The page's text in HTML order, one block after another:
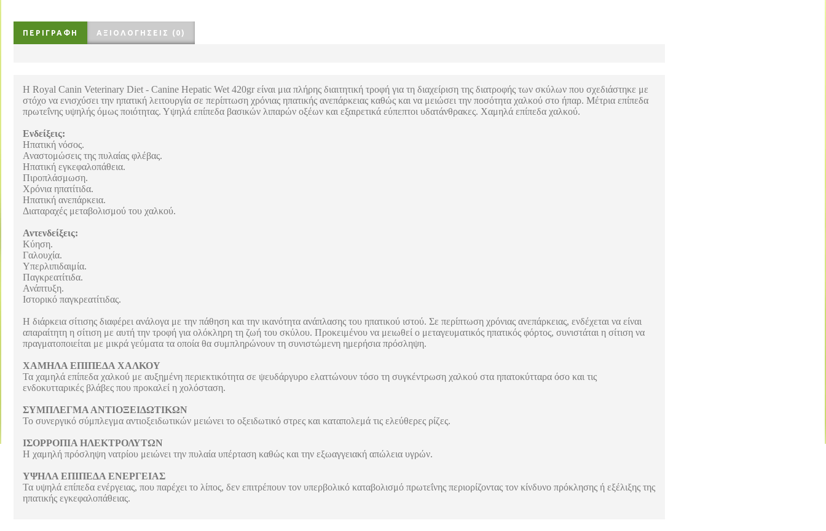
ΠΕΡΙΓΡΑΦΉ ΑΞΙΟΛΟΓΉΣΕΙΣ (0)
H Royal Canin Veterinary Diet - Canine Hepatic Wet 420gr είναι μια πλήρης διαιτητική τροφή για τη διαχείριση της διατροφής των σκύλων που σχεδιάστηκε με
στόχο να ενισχύσει την ηπατική λειτουργία σε περίπτωση χρόνιας ηπατικής ανεπάρκειας καθώς και να μειώσει την ποσότητα χαλκού στο ήπαρ. Μέτρια επίπεδα
πρωτεΐνης υψηλής όμως ποιότητας. Υψηλά επίπεδα βασικών λιπαρών οξέων και εξαιρετικά εύπεπτοι υδατάνθρακες. Χαμηλά επίπεδα χαλκού.
Ενδείξεις:
Ηπατική νόσος.
Αναστομώσεις της πυλαίας φλέβας.
Ηπατική εγκεφαλοπάθεια.
Πιροπλάσμωση.
Χρόνια ηπατίτιδα.
Ηπατική ανεπάρκεια.
Διαταραχές μεταβολισμού του χαλκού.
Αντενδείξεις:
Κύηση.
Γαλουχία.
Υπερλιπιδαιμία.
Παγκρεατίτιδα.
Ανάπτυξη.
Ιστορικό παγκρεατίτιδας.
Η διάρκεια σίτισης διαφέρει ανάλογα με την πάθηση και την ικανότητα ανάπλασης του ηπατικού ιστού. Σε περίπτωση χρόνιας ανεπάρκειας, ενδέχεται να είναι
απαραίτητη η σίτιση με αυτή την τροφή για ολόκληρη τη ζωή του σκύλου. Προκειμένου να μειωθεί ο μεταγευματικός ηπατικός φόρτος, συνιστάται η σίτιση να
πραγματοποιείται με μικρά γεύματα τα οποία θα συμπληρώνουν τη συνιστώμενη ημερήσια πρόσληψη.
ΧΑΜΗΛΑ ΕΠΙΠΕΔΑ ΧΑΛΚΟΥ
Τα χαμηλά επίπεδα χαλκού με αυξημένη περιεκτικότητα σε ψευδάργυρο ελαττώνουν τόσο τη συγκέντρωση χαλκού στα ηπατοκύτταρα όσο και τις
ενδοκυτταρικές βλάβες που προκαλεί η χολόσταση.
ΣΥΜΠΛΕΓΜΑ ΑΝΤΙΟΞΕΙΔΩΤΙΚΩΝ
Το συνεργικό σύμπλεγμα αντιοξειδωτικών μειώνει το οξειδωτικό στρες και καταπολεμά τις ελεύθερες ρίζες.
ΙΣΟΡΡΟΠΙΑ ΗΛΕΚΤΡΟΛΥΤΩΝ
Η χαμηλή πρόσληψη νατρίου μειώνει την πυλαία υπέρταση καθώς και την εξωαγγειακή απώλεια υγρών.
ΥΨΗΛΑ ΕΠΙΠΕΔΑ ΕΝΕΡΓΕΙΑΣ
Τα υψηλά επίπεδα ενέργειας, που παρέχει το λίπος, δεν επιτρέπουν τον υπερβολικό καταβολισμό πρωτεΐνης περιορίζοντας τον κίνδυνο πρόκλησης ή εξέλιξης της
ηπατικής εγκεφαλοπάθειας.